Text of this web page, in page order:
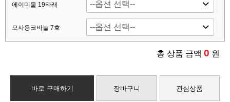
에이미울 19타래
모사용코바늘 7호
총 상품 금액 0 원
바로 구매하기 장바구니 관심상품